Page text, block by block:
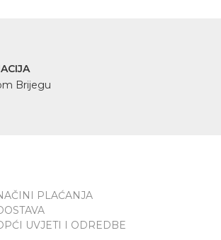
Brijegu
PLAĆANJA
UVJETI I ODREDBE